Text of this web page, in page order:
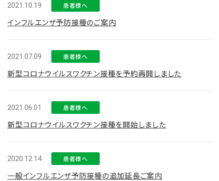
2021.10.19 患者様へ
インフルエンザ予防接種のご案内
2021.07.09 患者様へ
新型コロナウイルスワクチン接種を予約再開しました
2021.06.01 患者様へ
新型コロナウイルスワクチン接種を開始しました
2020.12.14 患者様へ
一般インフルエンザ予防接種の追加延長ご案内